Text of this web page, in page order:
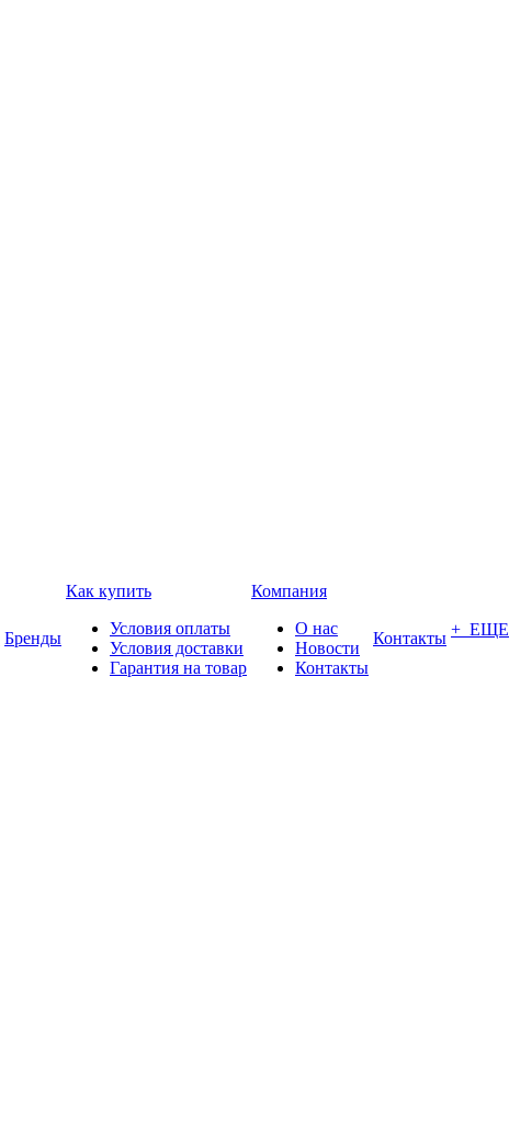
Бренды
Как купить
Условия оплаты
Условия доставки
Гарантия на товар
Компания
О нас
Новости
Контакты
Контакты + ЕЩЕ